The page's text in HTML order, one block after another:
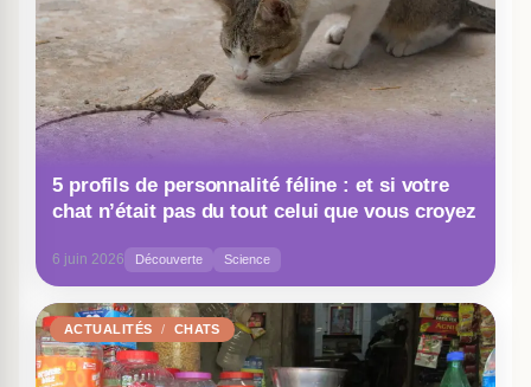
5 profils de personnalité féline : et si votre
chat n’était pas du tout celui que vous croyez
6 juin 2026 Découverte Science
ACTUALITÉS CHATS